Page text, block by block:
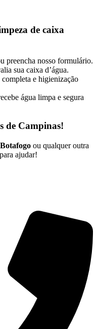
de caixa
preencha nosso formulário.
sua caixa d’água.
e higienização
água limpa e segura
de Campinas!
ou qualquer outra
ajudar!